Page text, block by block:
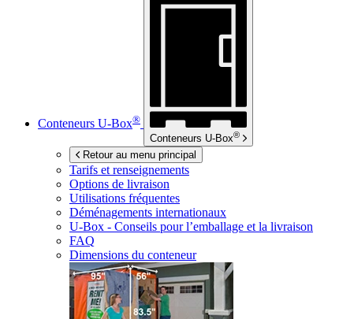
Conteneurs U-Box®
Conteneurs U-Box®
Retour au menu principal
Tarifs et renseignements
Options de livraison
Utilisations fréquentes
Déménagements internationaux
U-Box - Conseils pour l’emballage et la livraison
FAQ
Dimensions du conteneur